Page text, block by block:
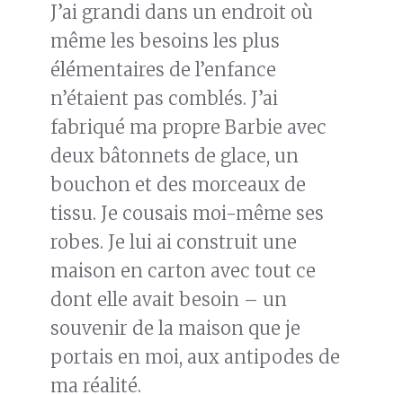
J’ai grandi dans un endroit où
même les besoins les plus
élémentaires de l’enfance
n’étaient pas comblés. J’ai
fabriqué ma propre Barbie avec
deux bâtonnets de glace, un
bouchon et des morceaux de
tissu. Je cousais moi-même ses
robes. Je lui ai construit une
maison en carton avec tout ce
dont elle avait besoin – un
souvenir de la maison que je
portais en moi, aux antipodes de
ma réalité.